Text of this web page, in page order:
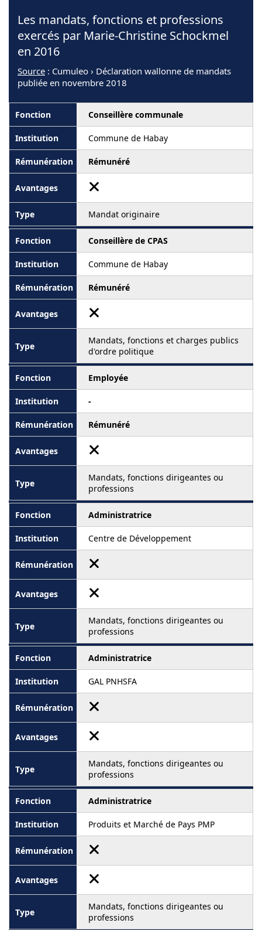
Les mandats, fonctions et professions
exercés par Marie-Christine Schockmel
en 2016
Source : Cumuleo › Déclaration wallonne de mandats
publiée en novembre 2018
Conseillère communale
Commune de Habay
Rémunéré
Mandat originaire
Conseillère de CPAS
Commune de Habay
Rémunéré
Mandats, fonctions et charges publics
d'ordre politique
Employée
-
Rémunéré
Mandats, fonctions dirigeantes ou
professions
Administratrice
Centre de Développement
Mandats, fonctions dirigeantes ou
professions
Administratrice
GAL PNHSFA
Mandats, fonctions dirigeantes ou
professions
Administratrice
Produits et Marché de Pays PMP
Mandats, fonctions dirigeantes ou
professions